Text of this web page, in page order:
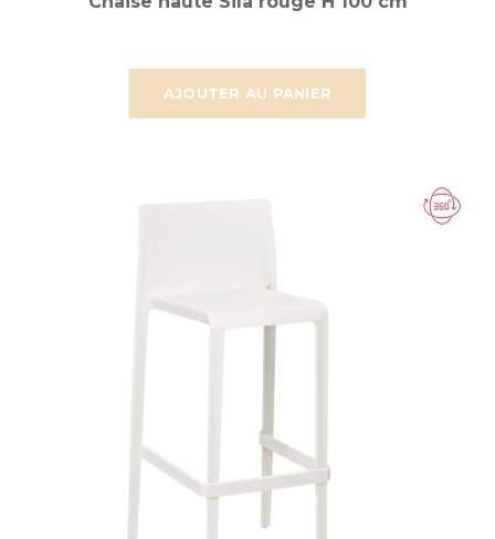
AJOUTER AU PANIER